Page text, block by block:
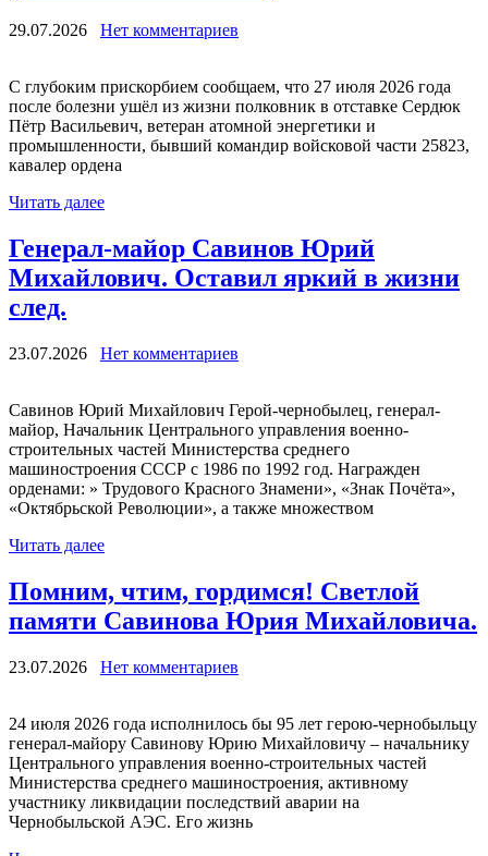
29.07.2026 Нет комментариев
С глубоким прискорбием сообщаем, что 27 июля 2026 года
после болезни ушёл из жизни полковник в отставке Сердюк
Пётр Васильевич, ветеран атомной энергетики и
промышленности, бывший командир войсковой части 25823,
кавалер ордена
Читать далее
Генерал-майор Савинов Юрий
Михайлович. Оставил яркий в жизни
след.
23.07.2026 Нет комментариев
Савинов Юрий Михайлович Герой-чернобылец, генерал-
майор, Начальник Центрального управления военно-
строительных частей Министерства среднего
машиностроения СССР с 1986 по 1992 год. Награжден
орденами: » Трудового Красного Знамени», «Знак Почёта»,
«Октябрьской Революции», а также множеством
Читать далее
Помним, чтим, гордимся! Светлой
памяти Савинова Юрия Михайловича.
23.07.2026 Нет комментариев
24 июля 2026 года исполнилось бы 95 лет герою-чернобыльцу
генерал-майору Савинову Юрию Михайловичу – начальнику
Центрального управления военно-строительных частей
Министерства среднего машиностроения, активному
участнику ликвидации последствий аварии на
Чернобыльской АЭС. Его жизнь